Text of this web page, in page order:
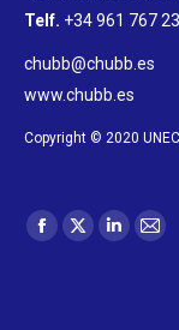
Telf. +34 961 767
chubb@chubb.es
www.chubb.es
Copyright © 2020
Trouvez nous sur :
La
La
La
La